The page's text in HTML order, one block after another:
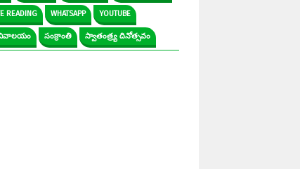
READING WHATSAPP YOUTUBE
సంక్రాంతి స్వాతంత్ర్య దినోత్సవం